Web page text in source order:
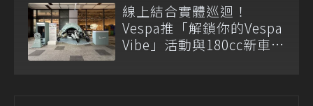
線上結合實體巡迴！
Vespa推「解鎖你的Vespa
Vibe」活動與180cc新車全